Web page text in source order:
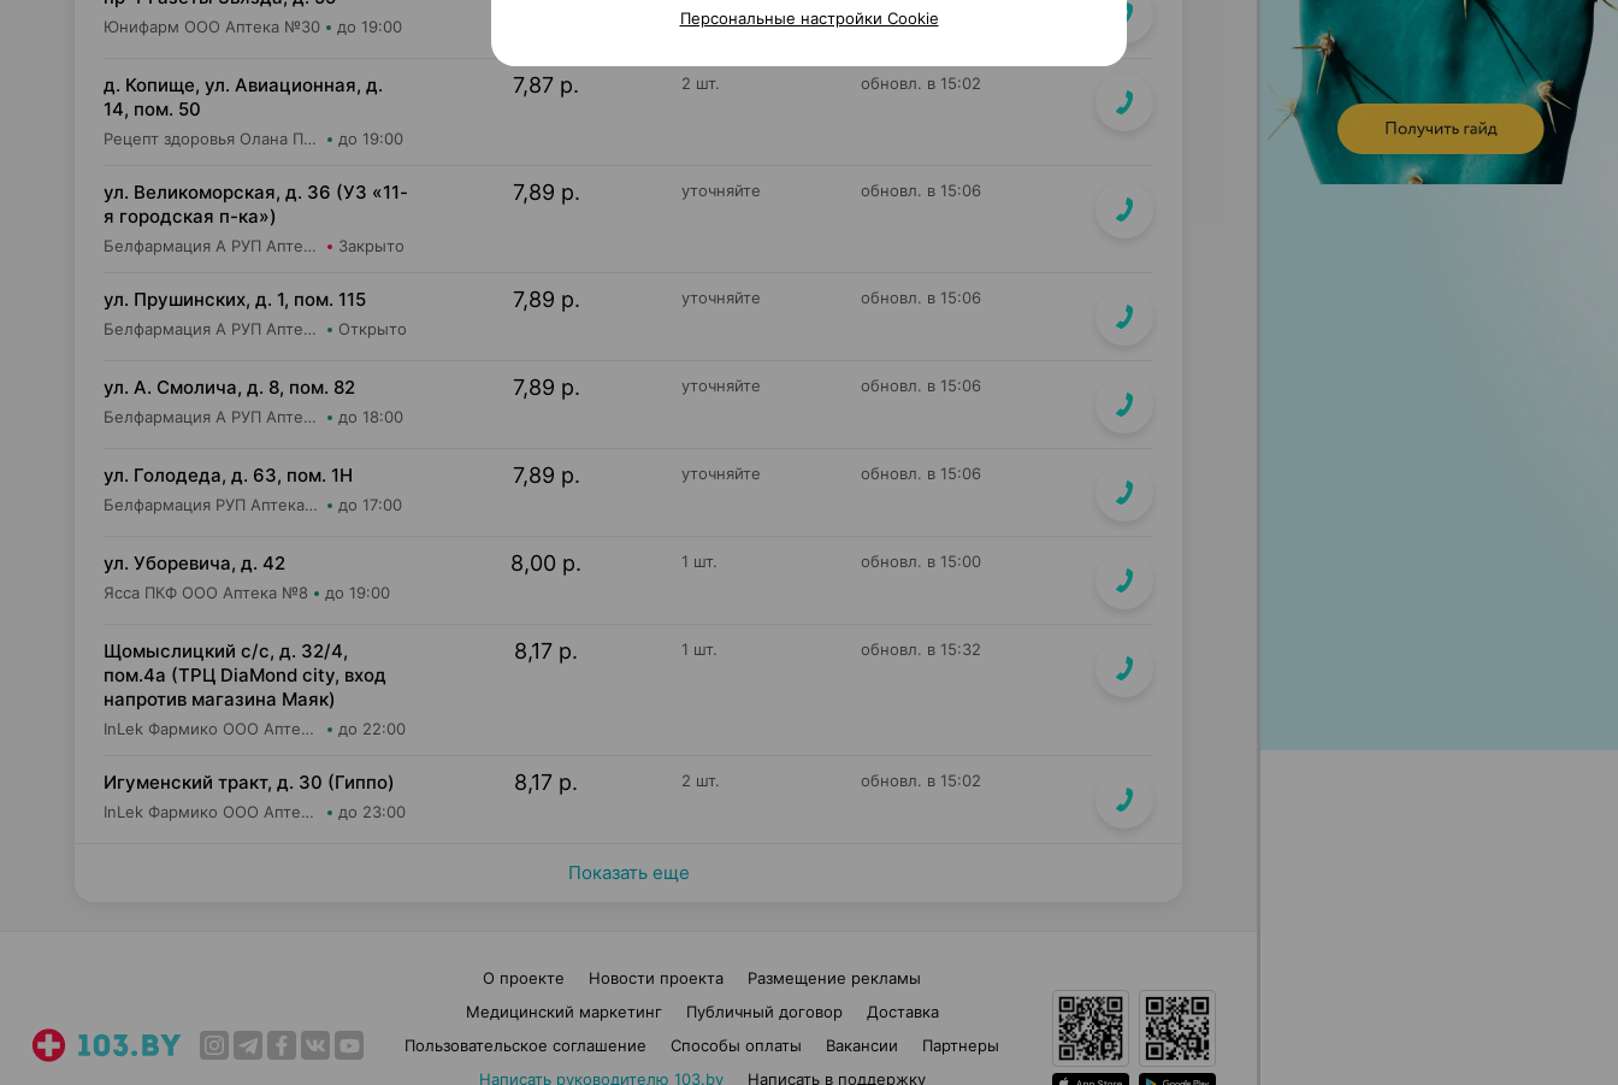
Юнифарм ООО Аптека №30 до 19:00
д. Копище, ул. Авиационная, д.
14, пом. 50
Рецепт здоровья Олана Плюс ОДО Аптека №5 до 19:00
7,87 р. 2 шт. обновл. в 15:02
ул. Великоморская, д. 36 (УЗ «11-
я городская п-ка»)
Белфармация А РУП Аптека №5 Закрыто
7,89 р. уточняйте обновл. в 15:06
ул. Прушинских, д. 1, пом. 115
Белфармация А РУП Аптека №4 (дежурная) Открыто
7,89 р. уточняйте обновл. в 15:06
ул. А. Смолича, д. 8, пом. 82
Белфармация А РУП Аптека №3 до 18:00
7,89 р. уточняйте обновл. в 15:06
ул. Голодеда, д. 63, пом. 1Н
Белфармация РУП Аптека №45 до 17:00
7,89 р. уточняйте обновл. в 15:06
ул. Уборевича, д. 42
Ясса ПКФ ООО Аптека №8 до 19:00
8,00 р. 1 шт. обновл. в 15:00
Щомыслицкий с/с, д. 32/4,
пом.4а (ТРЦ DiaMond city, вход
напротив магазина Маяк)
InLek Фармико ООО Аптека №36 до 22:00
8,17 р. 1 шт. обновл. в 15:32
Игуменский тракт, д. 30 (Гиппо)
InLek Фармико ООО Аптека №24 до 23:00
8,17 р. 2 шт. обновл. в 15:02
Показать еще
О проекте Новости проекта
Размещение рекламы
Медицинский маркетинг
Публичный договор
Доставка
Пользовательское соглашение
Способы оплаты Вакансии
Партнеры
Написать руководителю 103.by
Написать в поддержку
Персональные настройки Cookie